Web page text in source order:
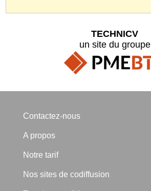
TECHNICV
un site du groupe
Contactez-nous
A propos
Notre tarif
Nos sites de codiffusion